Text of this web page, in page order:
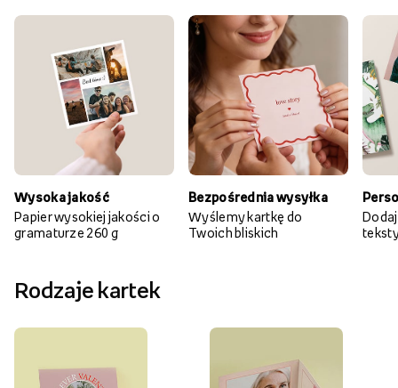
Wysoka jakość
Papier wysokiej jakości o
gramaturze 260 g
Bezpośrednia wysyłka
Wyślemy kartkę do
Twoich bliskich
Rodzaje kartek